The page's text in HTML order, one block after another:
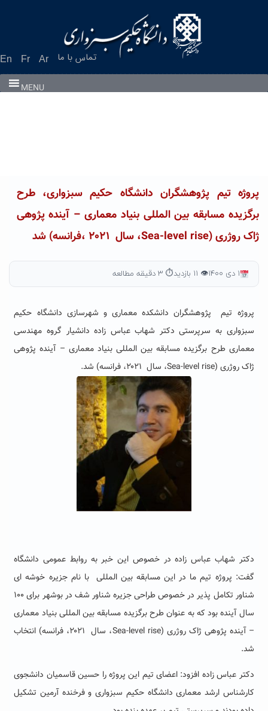
En Fr Ar تماس با ما
MENU
پروژه تیم پژوهشگران دانشگاه حکیم سبزواری، طرح
برگزیده مسابقه بین المللی بنیاد معماری – آینده پژوهی
ژاک روژری (Sea-level rise، سال ۲۰۲۱ ،فرانسه) شد
۱ دی ۱۴۰۰ 👁 ۱۱ بازدید ⏱ ۳ دقیقه مطالعه
پروژه تیم پژوهشگران دانشکده معماری و شهرسازی دانشگاه حکیم
سبزواری به سرپرستی دکتر شهاب عباس زاده دانشیار گروه مهندسی
معماری طرح برگزیده مسابقه بین المللی بنیاد معماری – آینده پژوهی
ژاک روژری (Sea-level rise، سال ۲۰۲۱، فرانسه) شد.
دکتر شهاب عباس زاده در خصوص این خبر به روابط عمومی دانشگاه
گفت: پروژه تیم ما در این مسابقه بین المللی با نام جزیره خوشه ای
شناور تکامل پذیر در خصوص طراحی جزیره شناور شف در بوشهر برای ۱۰۰
سال آینده بود که به عنوان طرح برگزیده مسابقه بین المللی بنیاد معماری
– آینده پژوهی ژاک روژری (Sea-level rise، سال ۲۰۲۱، فرانسه) انتخاب
شد.
دکتر عباس زاده افزود: اعضای تیم این پروژه را حسین قاسمیان دانشجوی
کارشناس ارشد معماری دانشگاه حکیم سبزواری و فرخنده آرمین تشکیل